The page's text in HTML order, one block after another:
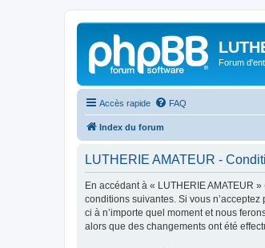
Forum
Accès rapide FAQ
Index du forum
LUTHERIE AMATEUR -
En accédant à « LUTHERIE AMATEUR
conditions suivantes. Si vous
ci à n’importe quel moment et nous
alors que des changements ont été